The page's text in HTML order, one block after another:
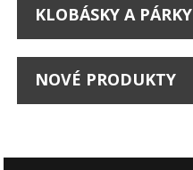
KLOBÁSKY A PÁRKY
NOVÉ PRODUKTY